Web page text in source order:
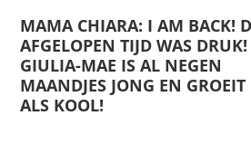
MAMA CHIARA: I AM BACK!
AFGELOPEN TIJD WAS DRUK!
GIULIA-MAE IS AL NEGEN
MAANDJES JONG EN GROEIT
ALS KOOL!